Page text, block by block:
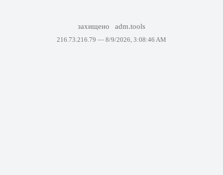
захищено adm.tools
216.73.216.79 — 8/9/2026, 3:08:46 AM